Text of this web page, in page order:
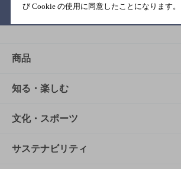
バー検索サイト［BAR-NAVI］
商品
商品TOP
商品一覧
商品発売情報
知る・楽しむ
知る・楽しむTOP
キャンペーン
文化・スポーツ
文化・スポーツTOP
サステナビリティ
び Cookie の使用に同意したことになります。